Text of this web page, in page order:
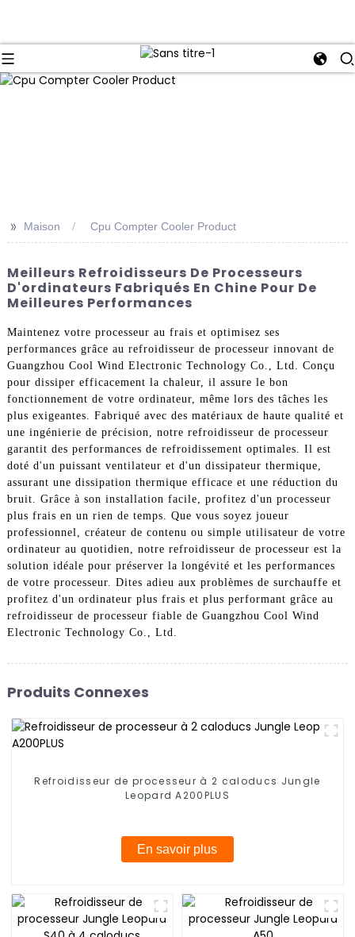
>> Maison Cpu Compter Cooler Product
Meilleurs Refroidisseurs De Processeurs
D'ordinateurs Fabriqués En Chine Pour De
Meilleures Performances
Maintenez votre processeur au frais et optimisez ses
performances grâce au refroidisseur de processeur innovant de
Guangzhou Cool Wind Electronic Technology Co., Ltd. Conçu
pour dissiper efficacement la chaleur, il assure le bon
fonctionnement de votre ordinateur, même lors des tâches les
plus exigeantes. Fabriqué avec des matériaux de haute qualité et
une ingénierie de précision, notre refroidisseur de processeur
garantit des performances de refroidissement optimales. Il est
doté d'un puissant ventilateur et d'un dissipateur thermique,
assurant une dissipation thermique efficace et une réduction du
bruit. Grâce à son installation facile, profitez d'un processeur
plus frais en un rien de temps. Que vous soyez joueur
professionnel, créateur de contenu ou simple utilisateur de votre
ordinateur au quotidien, notre refroidisseur de processeur est la
solution idéale pour préserver la longévité et les performances
de votre processeur. Dites adieu aux problèmes de surchauffe et
profitez d'un ordinateur plus frais et plus performant grâce au
refroidisseur de processeur fiable de Guangzhou Cool Wind
Electronic Technology Co., Ltd.
Produits Connexes
Refroidisseur de processeur à 2 caloducs Jungle
Leopard A200PLUS
En savoir plus